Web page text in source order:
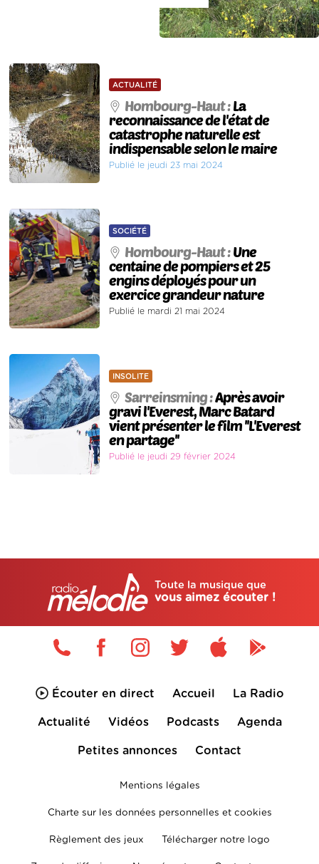
ACTUALITÉ
Hombourg-Haut :La
reconnaissance de l'état de
catastrophe naturelle est
indispensable selon le maire
Publié le jeudi 23 mai 2024
SOCIÉTÉ
Hombourg-Haut :Une
centaine de pompiers et 25
engins déployés pour un
exercice grandeur nature
Publié le mardi 21 mai 2024
INSOLITE
Sarreinsming :Après avoir
gravi l'Everest, Marc Batard
vient présenter le film ''L'Everest
en partage''
Publié le jeudi 29 février 2024
Toute la musique que
vous aimez écouter !
Écouter en direct Accueil La Radio
Actualité Vidéos Podcasts Agenda
Petites annonces Contact
Mentions légales
Charte sur les données personnelles et cookies
Règlement des jeux Télécharger notre logo